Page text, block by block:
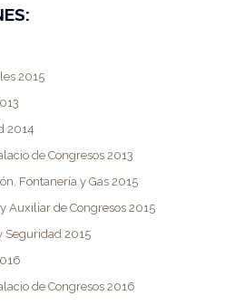
2015
2014
de Congresos 2013
Fontanería y Gas 2015
Auxiliar de Congresos 2015
Seguridad 2015
de Congresos 2016